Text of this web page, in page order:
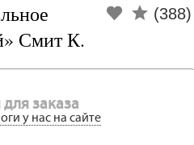
(388)
Смит К.
заказа
у нас на сайте